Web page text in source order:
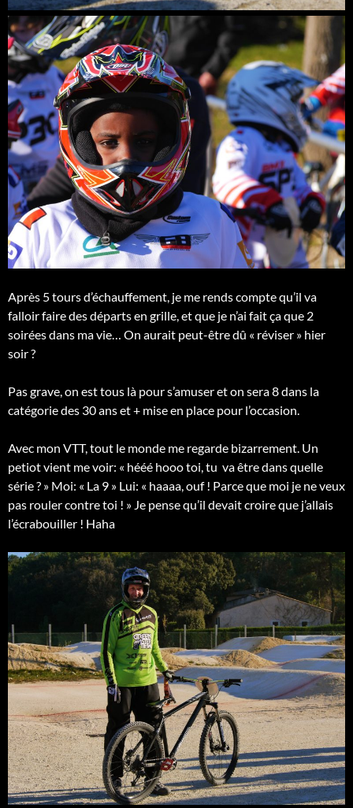
Après 5 tours d’échauffement, je me rends compte qu’il va
falloir faire des départs en grille, et que je n’ai fait ça que 2
soirées dans ma vie… On aurait peut-être dû « réviser » hier
soir ?
Pas grave, on est tous là pour s’amuser et on sera 8 dans la
catégorie des 30 ans et + mise en place pour l’occasion.
Avec mon VTT, tout le monde me regarde bizarrement. Un
petiot vient me voir: « hééé hooo toi, tu va être dans quelle
série ? » Moi: « La 9 » Lui: « haaaa, ouf ! Parce que moi je ne veux
pas rouler contre toi ! » Je pense qu’il devait croire que j’allais
l’écrabouiller ! Haha